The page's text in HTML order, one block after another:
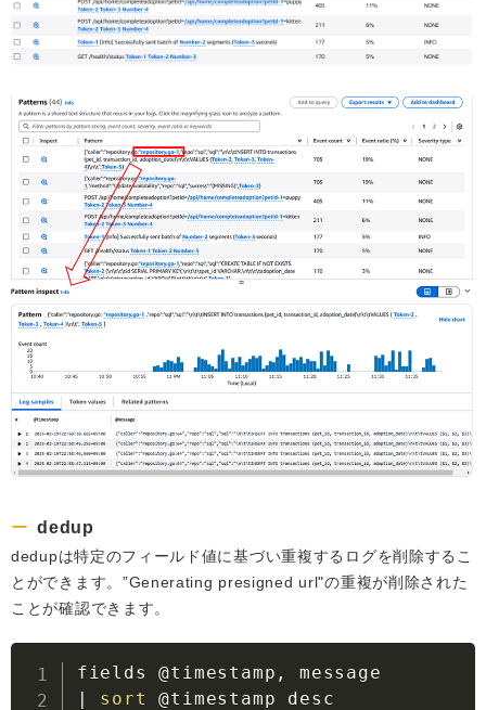
dedup
dedupは特定のフィールド値に基づい重複するログを削除するこ
とができます。”Generating presigned url"の重複が削除された
ことが確認できます。
|
sort